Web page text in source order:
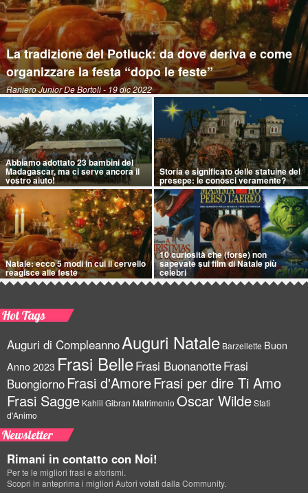
La tradizione del Potluck: da dove deriva e come
organizzare la festa “dopo le feste”
Raniero Junior De Bortoli- 19 dic 2022
Abbiamo adottato 23 bambini del
Madagascar, ma ci serve ancora il
vostro aiuto!
Storia e significato delle statuine del
presepe: le conosci veramente?
Natale: ecco 5 modi in cui il cervello
reagisce alle feste
10 curiosità che (forse) non
sapevate sui film di Natale più
celebri
Hot Tags
Auguri di CompleannoAuguri Natale Barzellette Buon
Anno 2023 Frasi BelleFrasi BuonanotteFrasi
BuongiornoFrasi d'AmoreFrasi per dire Ti Amo
Frasi Sagge Kahlil Gibran Matrimonio Oscar WildeStati
d'Animo
Newsletter
Rimani in contatto con Noi!
Per te le migliori frasi e aforismi.
Scopri in anteprima i migliori Autori votati dalla Community.